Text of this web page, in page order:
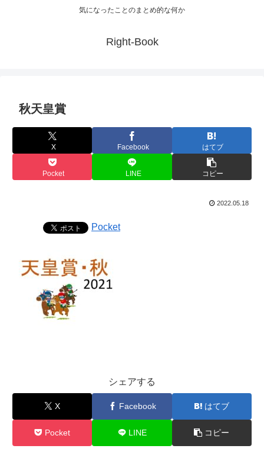
気になったことのまとめ的な何か
Right-Book
秋天皇賞
X Facebook はてブ
Pocket LINE コピー
2022.05.18
Pocket
シェアする
X Facebook はてブ
Pocket LINE コピー